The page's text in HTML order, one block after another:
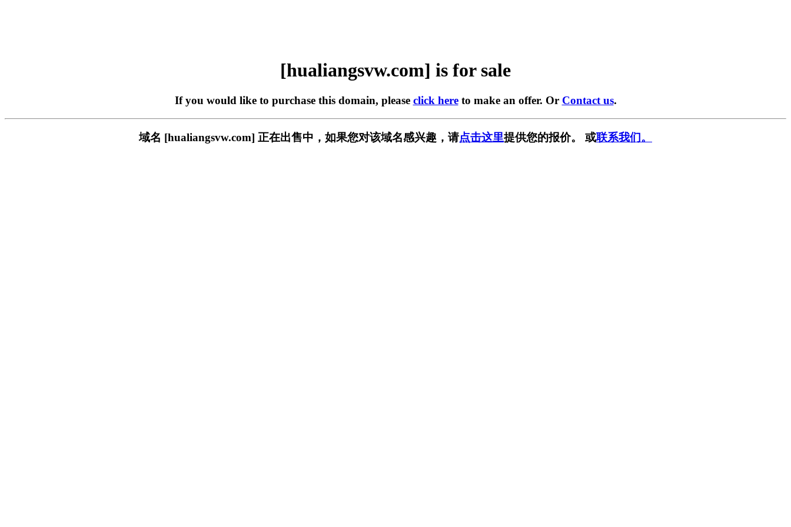
[hualiangsvw.com] is for sale
If you would like to purchase this domain, please click hereto make an offer. Or Contact us.
域名 [hualiangsvw.com] 正在出售中，如果您对该域名感兴趣，请点击这里提供您的报价。 或联系我们。